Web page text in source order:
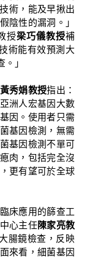
術，能及早揪出
陰性的漏洞。」
授梁巧儀教授補
術能有效預測大
」
黃秀娟教授指出：
洲人宏基因大數
因。使用者只需
基因檢測，無需
基因檢測不單可
肉，包括完全沒
更有望可於全球
床應用的篩查工
心主任陳家亮教
腸鏡檢查，反映
來看，細菌基因